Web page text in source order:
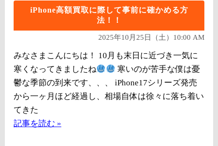
iPhone高額買取に際して事前に確かめる方
法！！
2025年10月25日（土）10:00 AM
みなさまこんにちは！ 10月も末日に近づき一気に
寒くなってきましたね
寒いのが苦手な僕は憂
鬱な季節の到来です、、、 iPhone17シリーズ発売
から一ヶ月ほど経過し、相場自体は徐々に落ち着い
てきた
記事を読む »